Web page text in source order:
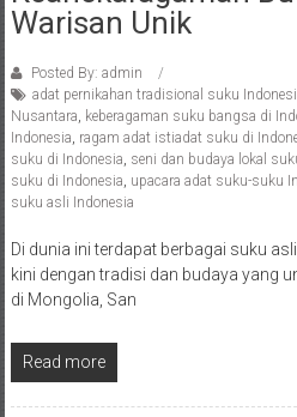
Warisan Unik
Posted By: admin
adat pernikahan tradisional suku
Nusantara keberagaman suku bangsa di
Indonesia ragam adat istiadat suku di
suku di Indonesia seni dan budaya lokal
suku di Indonesia upacara adat suku-suku
suku asli Indonesia
Di dunia ini terdapat berbagai suku
kini dengan tradisi dan budaya yang
di Mongolia, San
Read more